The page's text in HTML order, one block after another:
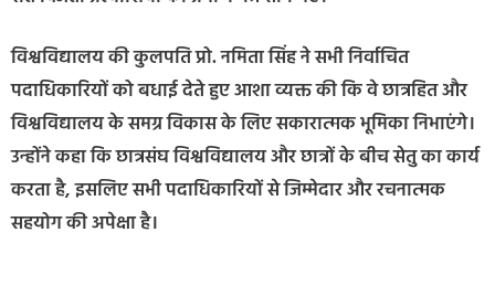
विश्वविद्यालय की कुलपति प्रो. नमिता सिंह ने सभी निर्वाचित
पदाधिकारियों को बधाई देते हुए आशा व्यक्त की कि वे छात्रहित और
विश्वविद्यालय के समग्र विकास के लिए सकारात्मक भूमिका निभाएंगे।
उन्होंने कहा कि छात्रसंघ विश्वविद्यालय और छात्रों के बीच सेतु का कार्य
करता है, इसलिए सभी पदाधिकारियों से जिम्मेदार और रचनात्मक
सहयोग की अपेक्षा है।